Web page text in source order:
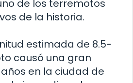
de los terremotos
de la historia.
estimada de 8.5-
causó una gran
en la ciudad de